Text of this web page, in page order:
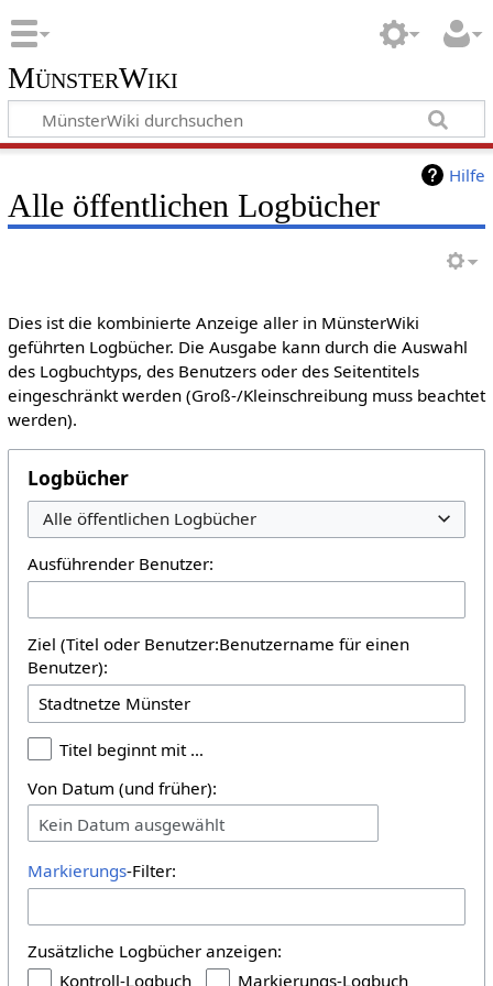
MünsterWiki
Hilfe
Alle öffentlichen Logbücher
Dies ist die kombinierte Anzeige aller in MünsterWiki
geführten Logbücher. Die Ausgabe kann durch die Auswahl
des Logbuchtyps, des Benutzers oder des Seitentitels
eingeschränkt werden (Groß-/Kleinschreibung muss beachtet
werden).
Logbücher
Alle öffentlichen Logbücher
Ausführender Benutzer:
Ziel (Titel oder Benutzer:Benutzername für einen
Benutzer):
Titel beginnt mit …
Von Datum (und früher):
Kein Datum ausgewählt
Markierungs-Filter:
Zusätzliche Logbücher anzeigen:
Kontroll-Logbuch
Markierungs-Logbuch